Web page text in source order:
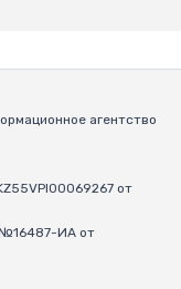
агентство
от
№16487-ИА от